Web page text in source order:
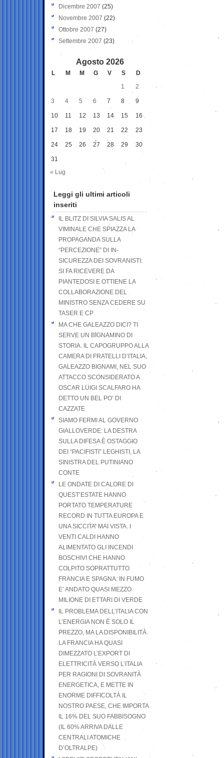
Dicembre 2007 (25)
Novembre 2007 (22)
Ottobre 2007 (27)
Settembre 2007 (23)
Agosto 2026
L M M G V S
D
1
2
3 4 5 6 7 8 9
10 11 12 13 14 15 16
17 18 19 20 21 22 23
24 25 26 27 28 29 30
31
« Lug
Leggi gli ultimi articoli
inseriti
IL BLITZ DI SILVIA SALIS AL
VIMINALE CHE SPIAZZA LA
PROPAGANDA SULLA
“PERCEZIONE” DI IN-
SICUREZZA DEI SOVRANISTI:
SI FA RICEVERE DA
PIANTEDOSI E OTTIENE LA
COLLABORAZIONE DEL
MINISTRO SENZA CEDERE SU
TASER E CP
MA CHE GALEAZZO DICI? TI
SERVE UN BIGNAMINO DI
STORIA. IL CAPOGRUPPO ALLA
CAMERA DI FRATELLI D’ITALIA,
GALEAZZO BIGNAMI, NEL SUO
ATTACCO SCONSIDERATO A
OSCAR LUIGI SCALFARO HA
DETTO UN BEL PO’ DI
CAZZATE
SIAMO FERMI AL GOVERNO
GIALLOVERDE: LA DESTRA
SULLA DIFESA È OSTAGGIO
DEI “PACIFISTI” LEGHISTI, LA
SINISTRA DEL PUTINIANO
CONTE
LE ONDATE DI CALORE DI
QUEST’ESTATE HANNO
PORTATO TEMPERATURE
RECORD IN TUTTA EUROPA E
UNA SICCITA’ MAI VISTA. I
VENTI CALDI HANNO
ALIMENTATO GLI INCENDI
BOSCHIVI CHE HANNO
COLPITO SOPRATTUTTO
FRANCIA E SPAGNA: IN FUMO
E’ ANDATO QUASI MEZZO
MILIONE DI ETTARI DI VERDE
IL PROBLEMA DELL’ITALIA CON
L’ENERGIA NON È SOLO IL
PREZZO, MA LA DISPONIBILITÀ.
LA FRANCIA HA QUASI
DIMEZZATO L’EXPORT DI
ELETTRICITÀ VERSO L’ITALIA
PER RAGIONI DI SOVRANITÀ
ENERGETICA, E METTE IN
ENORME DIFFICOLTÀ IL
NOSTRO PAESE, CHE IMPORTA
IL 16% DEL SUO FABBISOGNO
(IL 60% ARRIVA DALLE
CENTRALI ATOMICHE
D’OLTRALPE)